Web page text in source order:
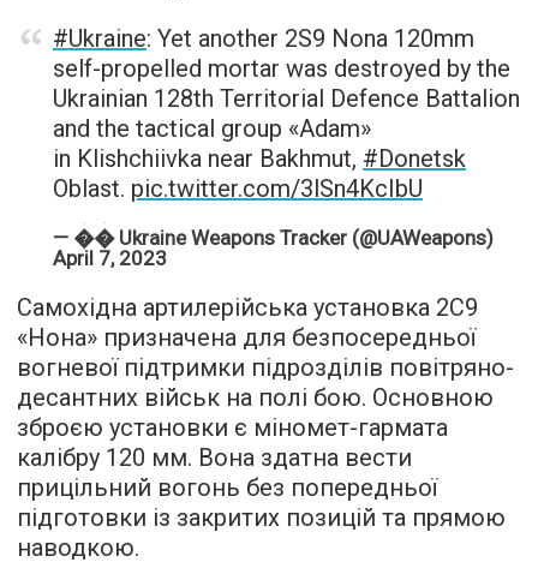
#Ukraine: Yet another 2S9 Nona 120mm
self-propelled mortar was destroyed by the
Ukrainian 128th Territorial Defence Battalion
and the tactical group «Adam»
in Klishchiivka near Bakhmut, #Donetsk
Oblast. pic.twitter.com/3lSn4KcIbU
— �� Ukraine Weapons Tracker (@UAWeapons)
April 7, 2023
Самохідна артилерійська установка 2С9
«Нона» призначена для безпосередньої
вогневої підтримки підрозділів повітряно-
десантних військ на полі бою. Основною
зброєю установки є міномет-гармата
калібру 120 мм. Вона здатна вести
прицільний вогонь без попередньої
підготовки із закритих позицій та прямою
наводкою.